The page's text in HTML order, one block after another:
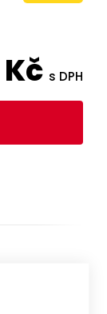
Kč s DPH